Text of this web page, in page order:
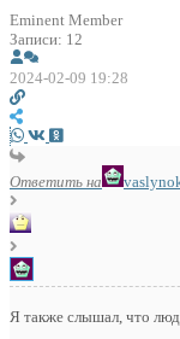
Eminent Member
Записи: 12
2024-02-09 19:28
Ответить на
Я также слышал, что